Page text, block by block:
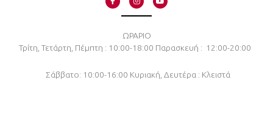
a
k
n
t
g
r
a
o
ΩΡΑΡΙΟ
Τρίτη, Τετάρτη, Πέμπτη : 10:00-18:00 Παρασκευή : 12:00-20:00
Σάββατο: 10:00-16:00 Κυριακή, Δευτέρα : Κλειστά